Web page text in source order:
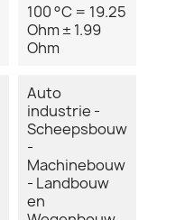
100 °C = 19.25
Ohm ± 1.99
Ohm
Auto
industrie -
Scheepsbouw
-
Machinebouw
- Landbouw
en